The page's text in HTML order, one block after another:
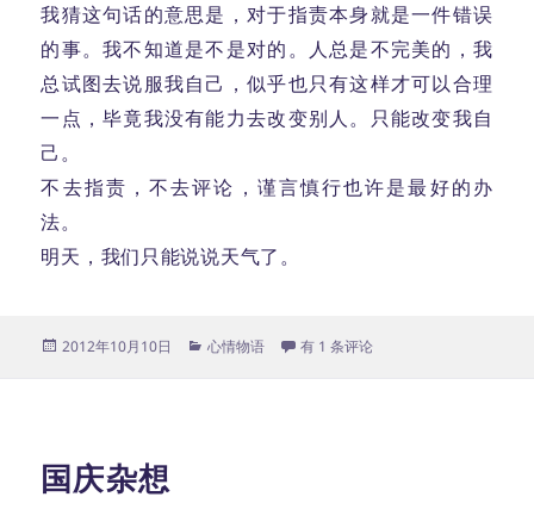
我猜这句话的意思是，对于指责本身就是一件错误
的事。我不知道是不是对的。人总是不完美的，我
总试图去说服我自己，似乎也只有这样才可以合理
一点，毕竟我没有能力去改变别人。只能改变我自
己。
不去指责，不去评论，谨言慎行也许是最好的办
法。
明天，我们只能说说天气了。
发
2012年10月10日
分
心情物语 责备
有 1 条评论
国庆杂想